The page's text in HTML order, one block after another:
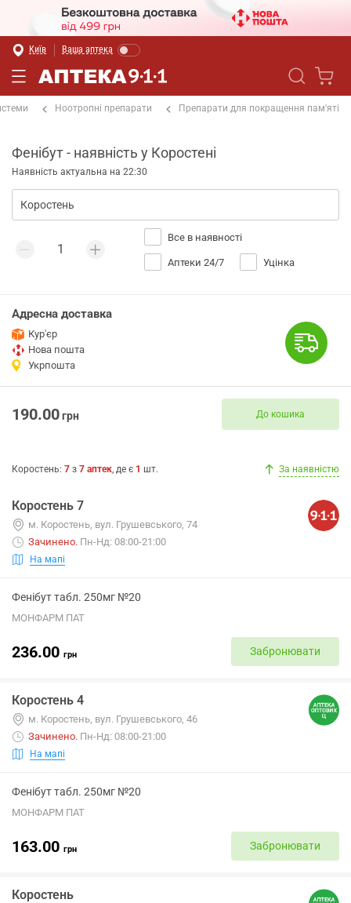
Київ Ваша аптека
Ноотропні препарати Препарати для покращення пам'яті
Фенібут - наявність у Коростені
Наявність актуальна на 22:30
Все в наявності
Аптеки 24/7 Уцінка
Адресна доставка
Кур'єр
Нова пошта
Укрпошта
190.00грн До кошика
Коростень: 7 з 7 аптек, де є 1 шт. За наявністю
Коростень 7
м. Коростень, вул. Грушевського, 74
Зачинено. Пн-Нд: 08:00-21:00
На мапі
Фенібут табл. 250мг №20
МОНФАРМ ПАТ
236.00 грн Забронювати
Коростень 4
м. Коростень, вул. Грушевського, 46
Зачинено. Пн-Нд: 08:00-21:00
На мапі
Фенібут табл. 250мг №20
МОНФАРМ ПАТ
163.00 грн Забронювати
Коростень